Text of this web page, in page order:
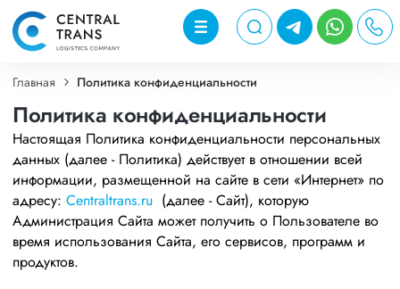
Главная Политика конфиденциальности
Политика конфиденциальности
Настоящая Политика конфиденциальности персональных
данных (далее - Политика) действует в отношении всей
информации, размещенной на сайте в сети «Интернет» по
адресу: Centraltrans.ru (далее - Сайт), которую
Администрация Сайта может получить о Пользователе во
время использования Сайта, его сервисов, программ и
продуктов.